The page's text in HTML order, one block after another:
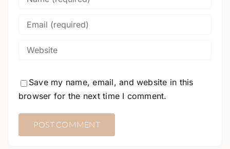
Save my name, email, and website in this
browser for the next time I comment.